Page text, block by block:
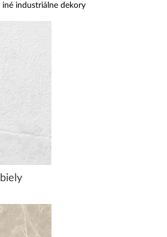
iné industriálne dekory